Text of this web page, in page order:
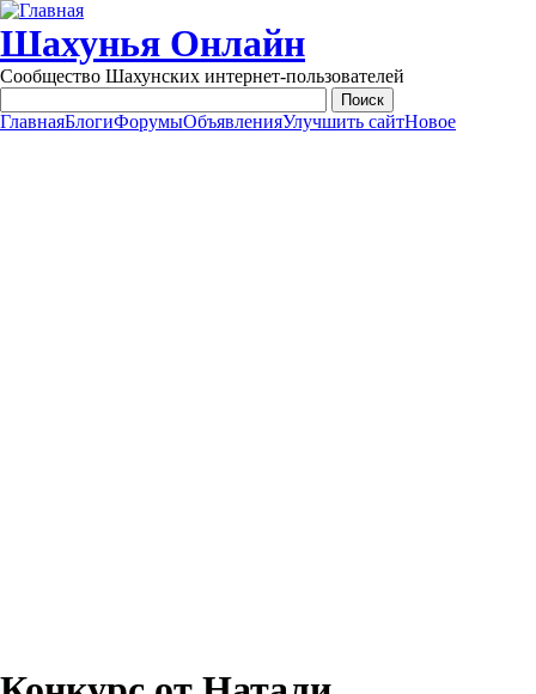
Перейти к основному содержанию
Шахунья Онлайн
Сообщество Шахунских интернет-пользователей
Main menu
ГлавнаяБлогиФорумыОбъявленияУлучшить сайтНовое